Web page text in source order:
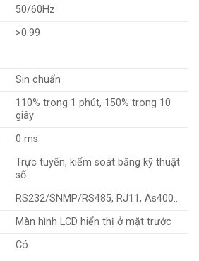
50/60Hz
>0.99
Sin chuẩn
110% trong 1 phút, 150% trong 10
giây
0 ms
Trực tuyến, kiểm soát bằng kỹ thuật
số
RS232/SNMP/RS485, RJ11, As400…
Màn hình LCD hiển thị ở mặt trước
Có